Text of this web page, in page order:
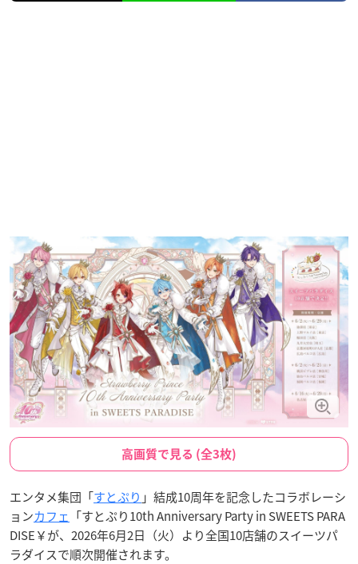
高画質で見る (全3枚)
エンタメ集団「すとぷり 」結成10周年を記念したコラボレーシ
ョンカフェ 「すとぷり10th Anniversary Party in SWEETS PARA
DISE￥が、2026年6月2日（火）より全国10店舗のスイーツパ
ラダイスで順次開催されます。